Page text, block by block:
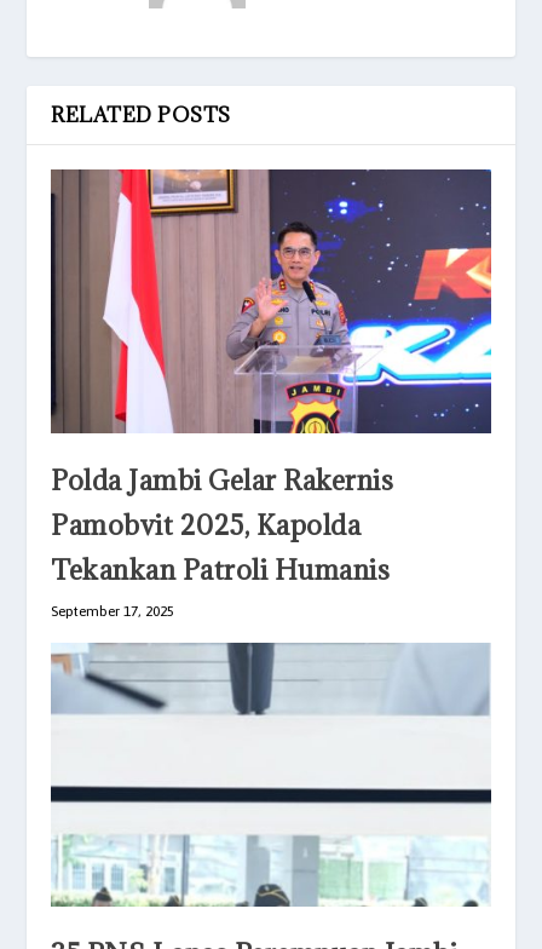
RELATED POSTS
Polda Jambi Gelar Rakernis
Pamobvit 2025, Kapolda
Tekankan Patroli Humanis
September 17, 2025